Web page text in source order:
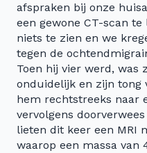
afspraken bij onze
een gewone CT-scan
niets te zien en we
tegen de
Toen hij vier werd, was
onduidelijk en zijn tong
hem rechtstreeks naar
vervolgens
lieten dit keer een MRI
waarop een massa van